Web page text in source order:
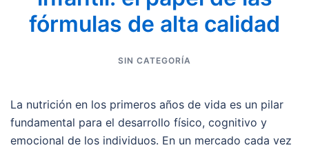
fórmulas de alta calidad
SIN CATEGORÍA
La nutrición en los primeros años de vida es un pilar
fundamental para el desarrollo físico, cognitivo y
emocional de los individuos. En un mercado cada vez